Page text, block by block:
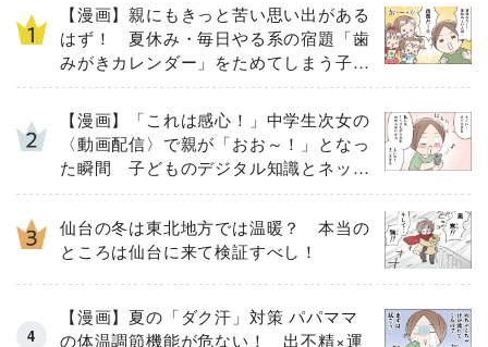
【漫画】親にもきっと苦い思い出がある
はず！ 夏休み・毎日やる系の宿題「歯
みがきカレンダー」をためてしまう子ど
もとその結末
【漫画】「これは感心！」中学生次女の
〈動画配信〉で親が「おお～！」となっ
た瞬間 子どものデジタル知識とネット
リテラシー教育の高さがスゴイ！
仙台の冬は東北地方では温暖？ 本当の
ところは仙台に来て検証すべし！
【漫画】夏の「ダク汗」対策 パパママ
の体温調節機能が危ない！ 出不精×運